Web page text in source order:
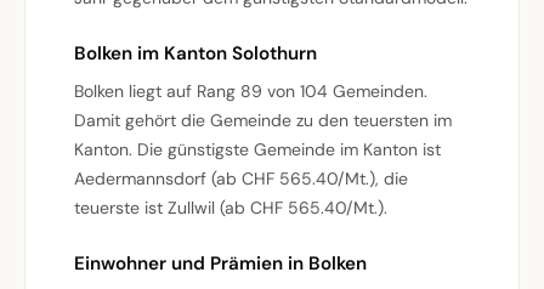
Bolken im Kanton Solothurn
Bolken liegt auf Rang 89 von 104 Gemeinden.
Damit gehört die Gemeinde zu den teuersten im
Kanton. Die günstigste Gemeinde im Kanton ist
Aedermannsdorf (ab CHF 565.40/Mt.), die
teuerste ist Zullwil (ab CHF 565.40/Mt.).
Einwohner und Prämien in Bolken